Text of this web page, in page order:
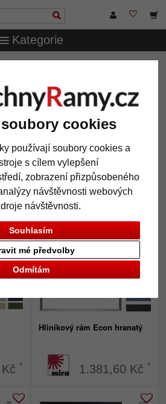
cookies
používají soubory cookies a
s cílem vylepšení
zobrazení přizpůsobeného
návštěvnosti webových
návštěvnosti.
Souhlasím
Odmítám
mé předvolby
Kategorie
Oblíbenost
*
Hliníkový rám Econ hranatý
1.381,60 Kč *